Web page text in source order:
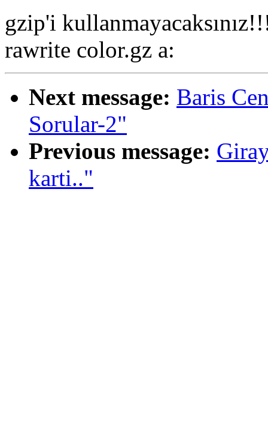
gzip'i
rawrite color.gz a:
Next message: Baris
Sorular-2"
Previous message:
karti.."